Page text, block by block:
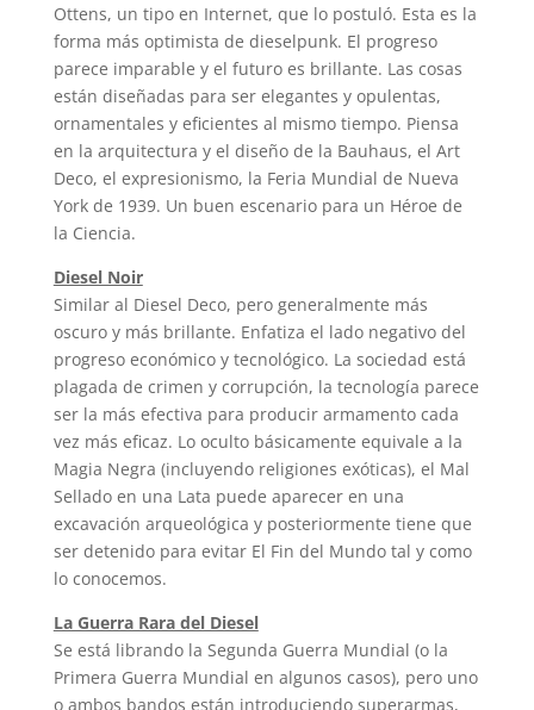
Ottens, un tipo en Internet, que lo postuló. Esta es la
forma más optimista de dieselpunk. El progreso
parece imparable y el futuro es brillante. Las cosas
están diseñadas para ser elegantes y opulentas,
ornamentales y eficientes al mismo tiempo. Piensa
en la arquitectura y el diseño de la Bauhaus, el Art
Deco, el expresionismo, la Feria Mundial de Nueva
York de 1939. Un buen escenario para un Héroe de
la Ciencia.
Diesel Noir
Similar al Diesel Deco, pero generalmente más
oscuro y más brillante. Enfatiza el lado negativo del
progreso económico y tecnológico. La sociedad está
plagada de crimen y corrupción, la tecnología parece
ser la más efectiva para producir armamento cada
vez más eficaz. Lo oculto básicamente equivale a la
Magia Negra (incluyendo religiones exóticas), el Mal
Sellado en una Lata puede aparecer en una
excavación arqueológica y posteriormente tiene que
ser detenido para evitar El Fin del Mundo tal y como
lo conocemos.
La Guerra Rara del Diesel
Se está librando la Segunda Guerra Mundial (o la
Primera Guerra Mundial en algunos casos), pero uno
o ambos bandos están introduciendo superarmas,